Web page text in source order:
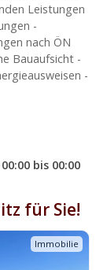
Leistungen
-
nach ÖN
Bauaufsicht -
-
00:00 bis 00:00
für Sie!
Immobilie